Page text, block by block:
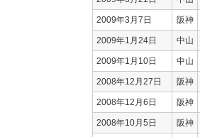
2009年3月7日 阪神
2009年1月24日 中山
2009年1月10日 中山
2008年12月27日 阪神
2008年12月6日 阪神
2008年10月5日 阪神